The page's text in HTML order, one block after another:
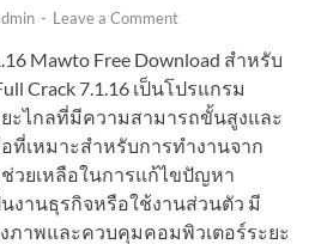
- Leave a Comment
Mawto Free Download สำหรับ
Crack 7.1.16 เป็นโปรแกรม
ะไกลที่มีความสามารถขั้นสูงและ
ที่เหมาะสำหรับการทำงานจาก
วยเหลือในการแก้ไขปัญหา
งานธุรกิจหรือใช้งานส่วนตัว มี
ภาพและควบคุมคอมพิวเตอร์ระยะ